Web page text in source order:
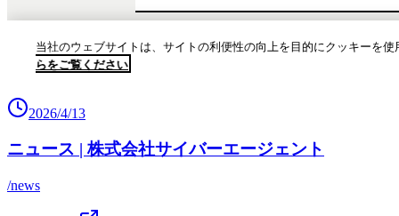
2026/4/13
ニュース | 株式会社サイバーエージェント
/news